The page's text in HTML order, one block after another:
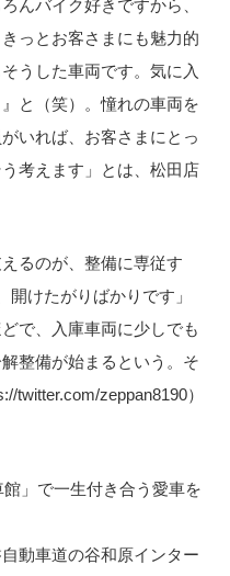
んバイク好きですから、
っとお客さまにも魅力的
うした車両です。気に入
と（笑）。憧れの車両を
いれば、お客さまにとっ
考えます」とは、松田店
るのが、整備に専従す
けたがりばかりです」
で、入庫車両に少しでも
整備が始まるという。そ
twitter.com/zeppan8190）
動車道の谷和原インター